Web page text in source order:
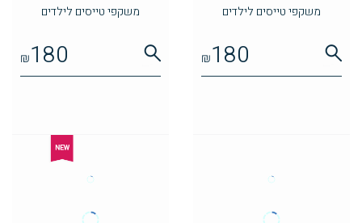
משקפי טייסים לילדים
₪180
משקפי טייסים לילדים
₪180